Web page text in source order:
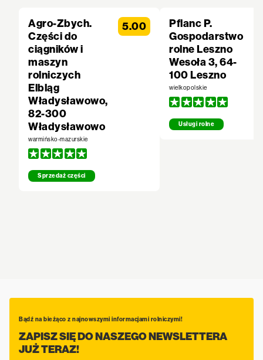
Agro-Zbych.
Części do
ciągników i
maszyn
rolniczych
Elbląg
Władysławowo,
82-300
Władysławowo
warmińsko-mazurskie
Sprzedaż części
5.00
Pflanc P.
Gospodarstwo
rolne Leszno
Wesoła 3, 64-
100 Leszno
wielkopolskie
Usługi rolne
Bądź na bieżąco z najnowszymi informacjami rolniczymi!
ZAPISZ SIĘ DO NASZEGO NEWSLETTERA
JUŻ TERAZ!